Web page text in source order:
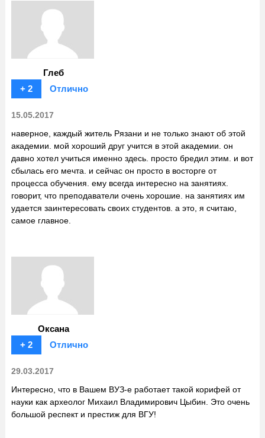
Глеб
+ 2
Отлично
15.05.2017
наверное, каждый житель Рязани и не только знают об этой
академии. мой хороший друг учится в этой академии. он
давно хотел учиться именно здесь. просто бредил этим. и вот
сбылась его мечта. и сейчас он просто в восторге от
процесса обучения. ему всегда интересно на занятиях.
говорит, что преподаватели очень хорошие. на занятиях им
удается заинтересовать своих студентов. а это, я считаю,
самое главное.
Оксана
+ 2
Отлично
29.03.2017
Интересно, что в Вашем ВУЗ-е работает такой корифей от
науки как археолог Михаил Владимирович Цыбин. Это очень
большой респект и престиж для ВГУ!